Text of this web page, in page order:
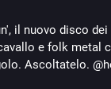
il nuovo disco dei
e folk metal
Ascoltatelo.